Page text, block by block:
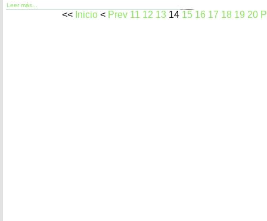
Leer más...
<< Inicio < Prev 11 12 13 14 15 16 17 18 19 20